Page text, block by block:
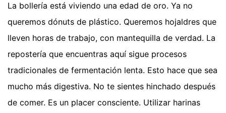
La bollería está viviendo una edad de oro. Ya no
queremos dónuts de plástico. Queremos hojaldres que
lleven horas de trabajo, con mantequilla de verdad. La
repostería que encuentras aquí sigue procesos
tradicionales de fermentación lenta. Esto hace que sea
mucho más digestiva. No te sientes hinchado después
de comer. Es un placer consciente. Utilizar harinas